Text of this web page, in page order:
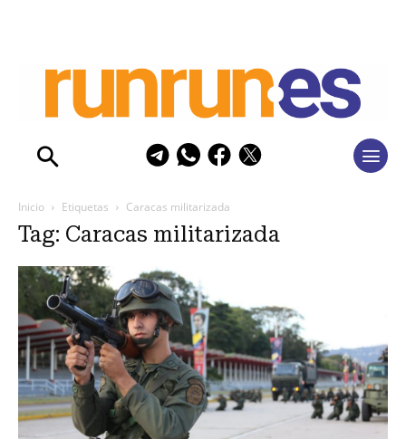
Inicio Etiquetas Caracas militarizada
Tag: Caracas militarizada